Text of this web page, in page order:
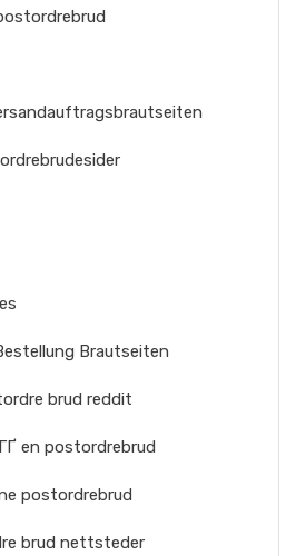
Brautseiten
brud reddit
en postordrebrud
postordrebrud
brud nettsteder